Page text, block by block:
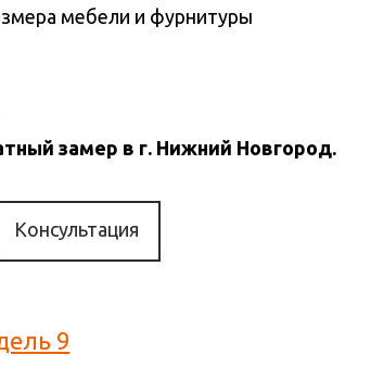
мебели и фурнитуры
замер в г. Нижний Новгород.
Консультация
9